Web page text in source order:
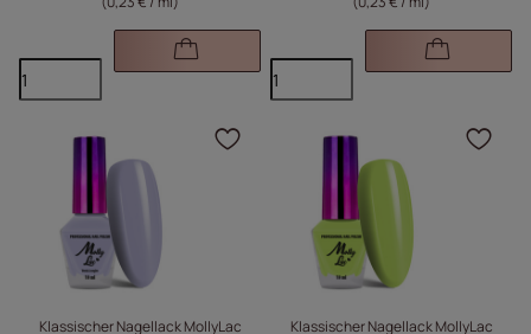
Klassischer Nagellack MollyLac
Klicken Sie, um das
Klassischer Nagellack MollyLac